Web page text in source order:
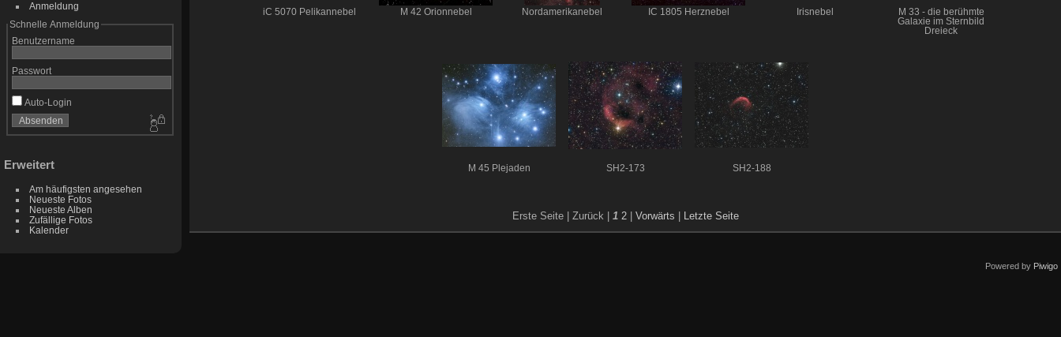
Anmeldung
Schnelle Anmeldung
Benutzername
Passwort
Auto-Login
Erweitert
Am häufigsten angesehen
Neueste Fotos
Neueste Alben
Zufällige Fotos
Kalender
iC 5070 Pelikannebel M 42 Orionnebel Nordamerikanebel IC 1805 Herznebel Irisnebel
M 33 - die berühmte
Galaxie im Sternbild
Dreieck
M 45 Plejaden SH2-173 SH2-188
Erste Seite | Zurück | 1 2 Vorwärts Letzte Seite
Powered by Piwigo